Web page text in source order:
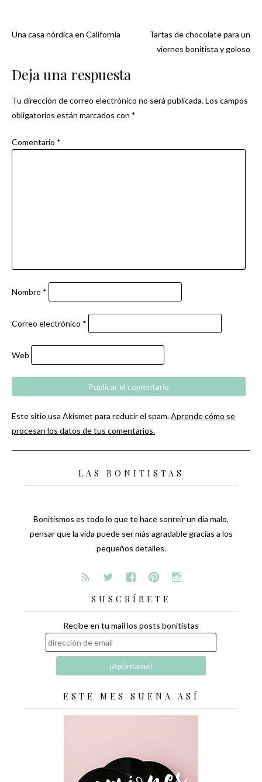
Navegación
de
entradas
Una casa nórdica en California
Tartas de chocolate para un
viernes bonitista y goloso
Deja una respuesta
Tu dirección de correo electrónico no será publicada.Los campos
obligatorios están marcados con *
Comentario *
Nombre *
Correo electrónico *
Web
Este sitio usa Akismet para reducir el spam.Aprende cómo se
procesan los datos de tus comentarios.
LAS BONITISTAS
Bonitismos es todo lo que te hace sonreír un día malo,
pensar que la vida puede ser más agradable gracias a los
pequeños detalles.
SUSCRÍBETE
Recibe en tu mail los posts bonitistas
ESTE MES SUENA ASÍ